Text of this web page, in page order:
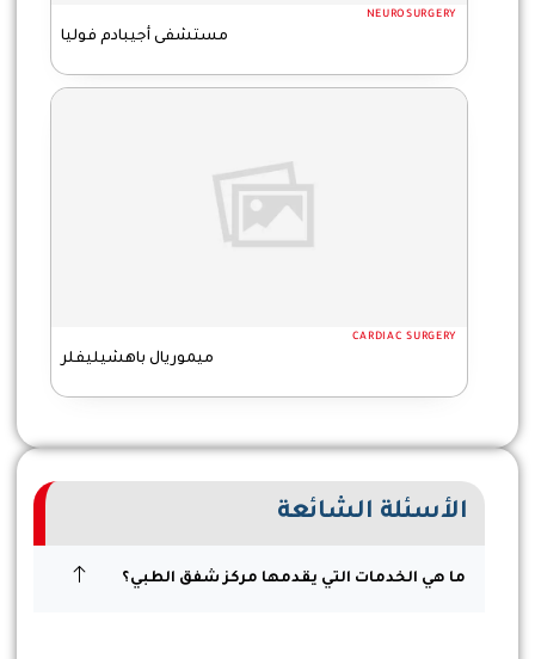
NEUROSURGERY
مستشفى أجيبادم فوليا
CARDIAC SURGERY
ميموريال باهشيليفلر
الأسئلة الشائعة
ما هي الخدمات التي يقدمها مركز شفق الطبي؟